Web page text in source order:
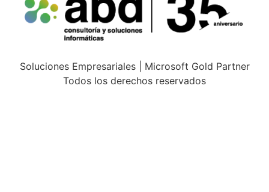
Soluciones Empresariales | Microsoft Gold Partner
Todos los derechos reservados